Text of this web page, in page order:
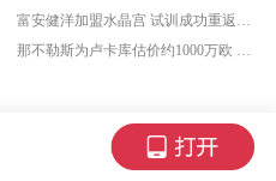
富安健洋加盟水晶宫 试训成功重返英超
那不勒斯为卢卡库估价约1000万欧 球员仍在评估潜在目的地